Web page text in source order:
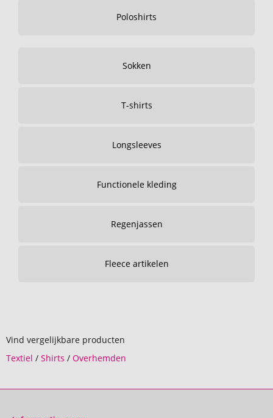
Poloshirts
Sokken
T-shirts
Longsleeves
Functionele kleding
Regenjassen
Fleece artikelen
Vind vergelijkbare producten
Textiel / Shirts / Overhemden